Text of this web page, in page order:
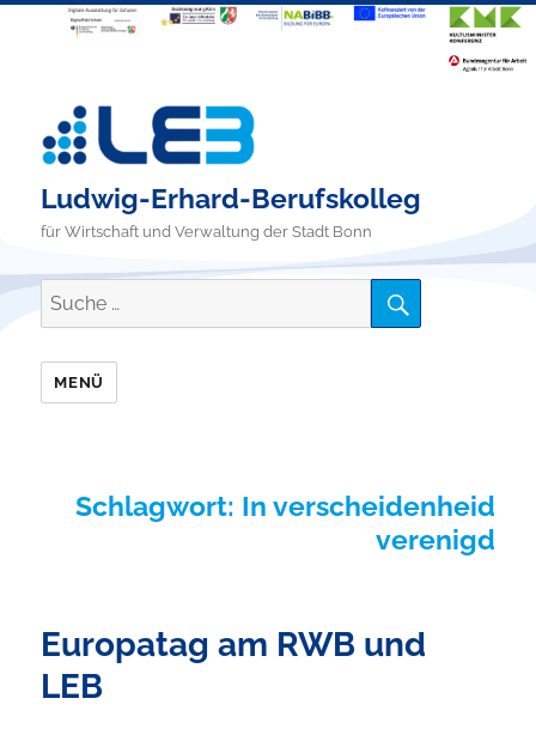
Ludwig-Erhard-Berufskolleg
für Wirtschaft und Verwaltung der Stadt Bonn
Suche
nach:
SUCHE
MENÜ
Schlagwort: In verscheidenheid
verenigd
Europatag am RWB und
LEB